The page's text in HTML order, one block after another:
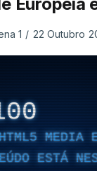
1 / 22 Outubro
MEDIA
ESTÁ